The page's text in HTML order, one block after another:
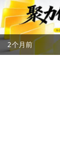
2个月前